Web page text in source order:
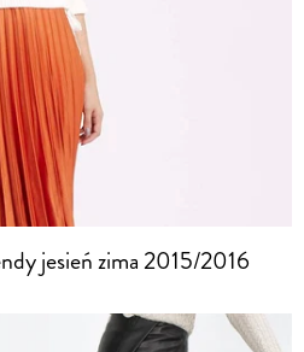
jesień zima 2015/2016